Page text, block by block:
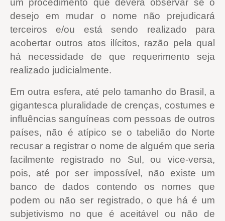
um procedimento que deverá observar se o
desejo em mudar o nome não prejudicará
terceiros e/ou está sendo realizado para
acobertar outros atos ilícitos, razão pela qual
há necessidade de que requerimento seja
realizado judicialmente.
Em outra esfera, até pelo tamanho do Brasil, a
gigantesca pluralidade de crenças, costumes e
influências sanguíneas com pessoas de outros
países, não é atípico se o tabelião do Norte
recusar a registrar o nome de alguém que seria
facilmente registrado no Sul, ou vice-versa,
pois, até por ser impossível, não existe um
banco de dados contendo os nomes que
podem ou não ser registrado, o que há é um
subjetivismo no que é aceitável ou não de